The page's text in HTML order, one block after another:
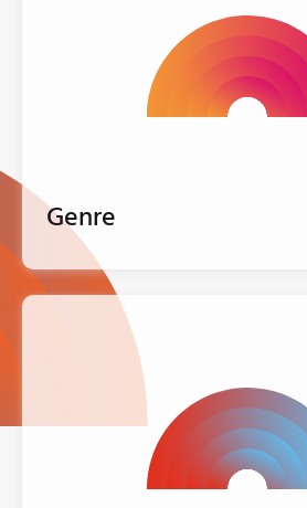
Genre